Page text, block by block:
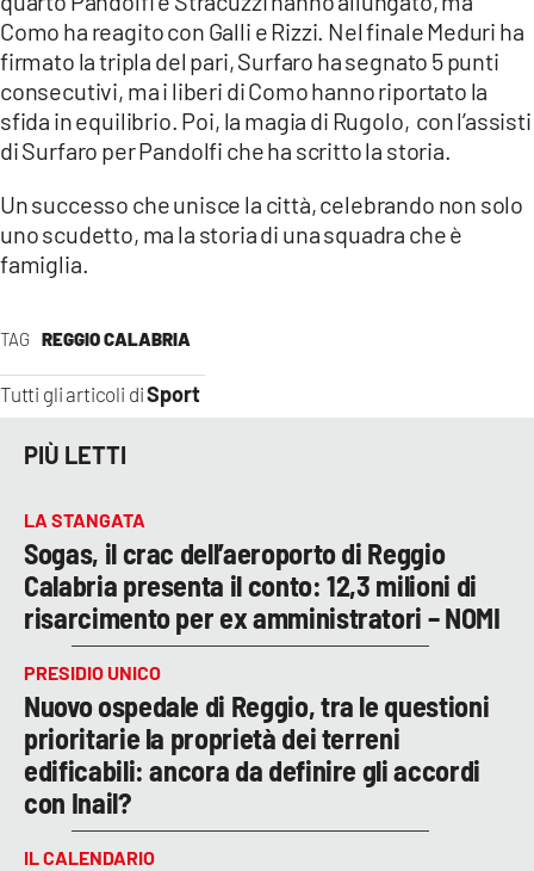
TAG REGGIO CALABRIA
Tutti gli articoli diSport
Como ha reagito con Galli e Rizzi. Nel finale Meduri ha
firmato la tripla del pari, Surfaro ha segnato 5 punti
consecutivi, ma i liberi di Como hanno riportato la
sfida in equilibrio. Poi, la magia di Rugolo, con l’assisti
di Surfaro per Pandolfi che ha scritto la storia.
Un successo che unisce la città, celebrando non solo
uno scudetto, ma la storia di una squadra che è
famiglia.
PIÙ LETTI
LA STANGATA
Sogas, il crac dell’aeroporto di Reggio
Calabria presenta il conto: 12,3 milioni di
risarcimento per ex amministratori – NOMI
PRESIDIO UNICO
Nuovo ospedale di Reggio, tra le questioni
prioritarie la proprietà dei terreni
edificabili: ancora da definire gli accordi
con Inail?
IL CALENDARIO